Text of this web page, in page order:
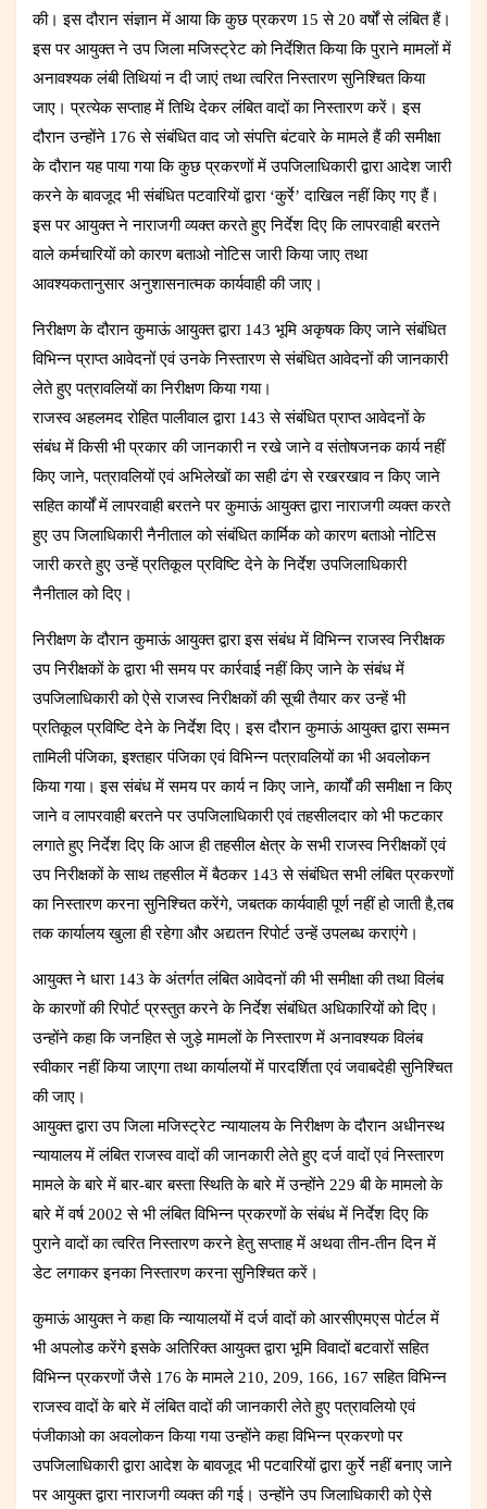
की। इस दौरान संज्ञान में आया कि कुछ प्रकरण 15 से 20 वर्षों से लंबित हैं।
इस पर आयुक्त ने उप जिला मजिस्ट्रेट को निर्देशित किया कि पुराने मामलों में
अनावश्यक लंबी तिथियां न दी जाएं तथा त्वरित निस्तारण सुनिश्चित किया
जाए। प्रत्येक सप्ताह में तिथि देकर लंबित वादों का निस्तारण करें। इस
दौरान उन्होंने 176 से संबंधित वाद जो संपत्ति बंटवारे के मामले हैं की समीक्षा
के दौरान यह पाया गया कि कुछ प्रकरणों में उपजिलाधिकारी द्वारा आदेश जारी
करने के बावजूद भी संबंधित पटवारियों द्वारा ‘कुर्रे’ दाखिल नहीं किए गए हैं।
इस पर आयुक्त ने नाराजगी व्यक्त करते हुए निर्देश दिए कि लापरवाही बरतने
वाले कर्मचारियों को कारण बताओ नोटिस जारी किया जाए तथा
आवश्यकतानुसार अनुशासनात्मक कार्यवाही की जाए।
निरीक्षण के दौरान कुमाऊं आयुक्त द्वारा 143 भूमि अकृषक किए जाने संबंधित
विभिन्न प्राप्त आवेदनों एवं उनके निस्तारण से संबंधित आवेदनों की जानकारी
लेते हुए पत्रावलियों का निरीक्षण किया गया।
राजस्व अहलमद रोहित पालीवाल द्वारा 143 से संबंधित प्राप्त आवेदनों के
संबंध में किसी भी प्रकार की जानकारी न रखे जाने व संतोषजनक कार्य नहीं
किए जाने, पत्रावलियों एवं अभिलेखों का सही ढंग से रखरखाव न किए जाने
सहित कार्यों में लापरवाही बरतने पर कुमाऊं आयुक्त द्वारा नाराजगी व्यक्त करते
हुए उप जिलाधिकारी नैनीताल को संबंधित कार्मिक को कारण बताओ नोटिस
जारी करते हुए उन्हें प्रतिकूल प्रविष्टि देने के निर्देश उपजिलाधिकारी
नैनीताल को दिए।
निरीक्षण के दौरान कुमाऊं आयुक्त द्वारा इस संबंध में विभिन्न राजस्व निरीक्षक
उप निरीक्षकों के द्वारा भी समय पर कार्रवाई नहीं किए जाने के संबंध में
उपजिलाधिकारी को ऐसे राजस्व निरीक्षकों की सूची तैयार कर उन्हें भी
प्रतिकूल प्रविष्टि देने के निर्देश दिए। इस दौरान कुमाऊं आयुक्त द्वारा सम्मन
तामिली पंजिका, इश्तहार पंजिका एवं विभिन्न पत्रावलियों का भी अवलोकन
किया गया। इस संबंध में समय पर कार्य न किए जाने, कार्यों की समीक्षा न किए
जाने व लापरवाही बरतने पर उपजिलाधिकारी एवं तहसीलदार को भी फटकार
लगाते हुए निर्देश दिए कि आज ही तहसील क्षेत्र के सभी राजस्व निरीक्षकों एवं
उप निरीक्षकों के साथ तहसील में बैठकर 143 से संबंधित सभी लंबित प्रकरणों
का निस्तारण करना सुनिश्चित करेंगे, जबतक कार्यवाही पूर्ण नहीं हो जाती है,तब
तक कार्यालय खुला ही रहेगा और अद्यतन रिपोर्ट उन्हें उपलब्ध कराएंगे।
आयुक्त ने धारा 143 के अंतर्गत लंबित आवेदनों की भी समीक्षा की तथा विलंब
के कारणों की रिपोर्ट प्रस्तुत करने के निर्देश संबंधित अधिकारियों को दिए।
उन्होंने कहा कि जनहित से जुड़े मामलों के निस्तारण में अनावश्यक विलंब
स्वीकार नहीं किया जाएगा तथा कार्यालयों में पारदर्शिता एवं जवाबदेही सुनिश्चित
की जाए।
आयुक्त द्वारा उप जिला मजिस्ट्रेट न्यायालय के निरीक्षण के दौरान अधीनस्थ
न्यायालय में लंबित राजस्व वादों की जानकारी लेते हुए दर्ज वादों एवं निस्तारण
मामले के बारे में बार-बार बस्ता स्थिति के बारे में उन्होंने 229 बी के मामलो के
बारे में वर्ष 2002 से भी लंबित विभिन्न प्रकरणों के संबंध में निर्देश दिए कि
पुराने वादों का त्वरित निस्तारण करने हेतु सप्ताह में अथवा तीन-तीन दिन में
डेट लगाकर इनका निस्तारण करना सुनिश्चित करें।
कुमाऊं आयुक्त ने कहा कि न्यायालयों में दर्ज वादों को आरसीएमएस पोर्टल में
भी अपलोड करेंगे इसके अतिरिक्त आयुक्त द्वारा भूमि विवादों बटवारों सहित
विभिन्न प्रकरणों जैसे 176 के मामले 210, 209, 166, 167 सहित विभिन्न
राजस्व वादों के बारे में लंबित वादों की जानकारी लेते हुए पत्रावलियो एवं
पंजीकाओ का अवलोकन किया गया उन्होंने कहा विभिन्न प्रकरणो पर
उपजिलाधिकारी द्वारा आदेश के बावजूद भी पटवारियों द्वारा कुर्रे नहीं बनाए जाने
पर आयुक्त द्वारा नाराजगी व्यक्त की गई। उन्होंने उप जिलाधिकारी को ऐसे